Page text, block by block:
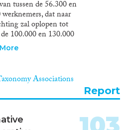
tussen de 56.300 en
dat naar
zal oplopen tot
100.000 en 130.000
in 2030.
die maar niet aan
komen. Zelfs tijdens de
waarin er extra
in de zorg nodig zijn,
de kans om aan het
als zorgverlener.
Associations
Report